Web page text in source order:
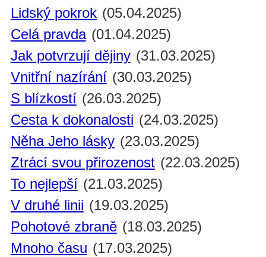
Lidský pokrok (05.04.2025)
Celá pravda (01.04.2025)
Jak potvrzují dějiny (31.03.2025)
Vnitřní nazírání (30.03.2025)
S blízkostí (26.03.2025)
Cesta k dokonalosti (24.03.2025)
Něha Jeho lásky (23.03.2025)
Ztrácí svou přirozenost (22.03.2025)
To nejlepší (21.03.2025)
V druhé linii (19.03.2025)
Pohotové zbraně (18.03.2025)
Mnoho času (17.03.2025)